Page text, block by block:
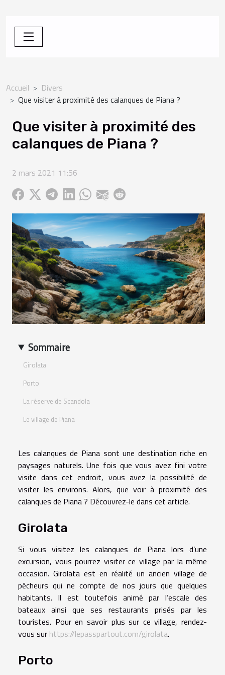
Accueil
Divers
Que visiter à proximité des calanques de Piana ?
Que visiter à proximité des
calanques de Piana ?
2 mars 2021 11:56
Sommaire
Girolata
Porto
La réserve de Scandola
Le village de Piana
Les calanques de Piana sont une destination riche en
paysages naturels. Une fois que vous avez fini votre
visite dans cet endroit, vous avez la possibilité de
visiter les environs. Alors, que voir à proximité des
calanques de Piana ? Découvrez-le dans cet article.
Girolata
Si vous visitez les calanques de Piana lors d’une
excursion, vous pourrez visiter ce village par la même
occasion. Girolata est en réalité un ancien village de
pêcheurs qui ne compte de nos jours que quelques
habitants. Il est toutefois animé par l’escale des
bateaux ainsi que ses restaurants prisés par les
touristes. Pour en savoir plus sur ce village, rendez-
vous sur https://lepasspartout.com/girolata.
Porto